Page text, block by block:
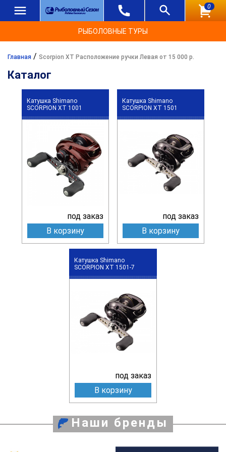
0
РЫБОЛОВНЫЕ ТУРЫ
Главная / Scorpion XT Расположение ручки Левая от 15 000 р.
Каталог
Катушка Shimano
SCORPION XT 1001
под заказ
В корзину
Катушка Shimano
SCORPION XT 1501
под заказ
В корзину
Катушка Shimano
SCORPION XT 1501-7
под заказ
В корзину
Наши бренды